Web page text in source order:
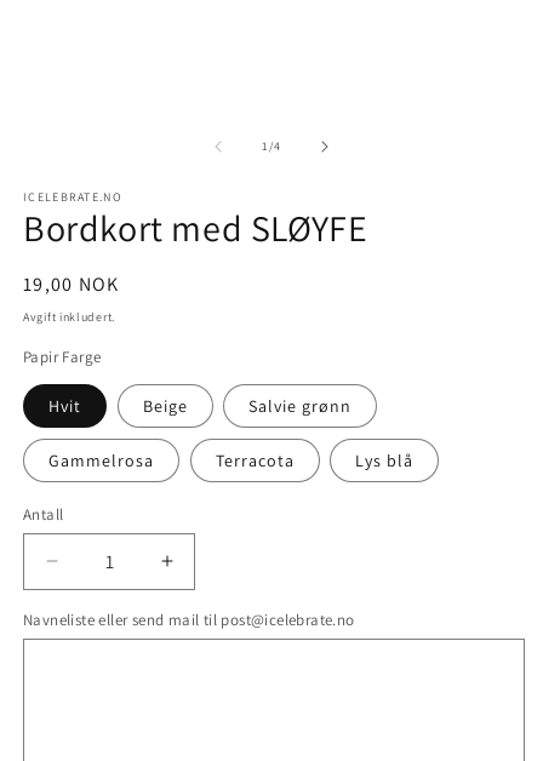
1/av
4
ICELEBRATE.NO
Bordkort med SLØYFE
Vanlig
pris
19,00 NOK
Avgift inkludert.
Papir Farge
Hvit Beige Salvie grønn
Gammelrosa Terracota Lys blå
Antall
antallet
for
Bordkort
Øk
antallet
for
Bordkort
Navneliste eller send mail til post@icelebrate.no